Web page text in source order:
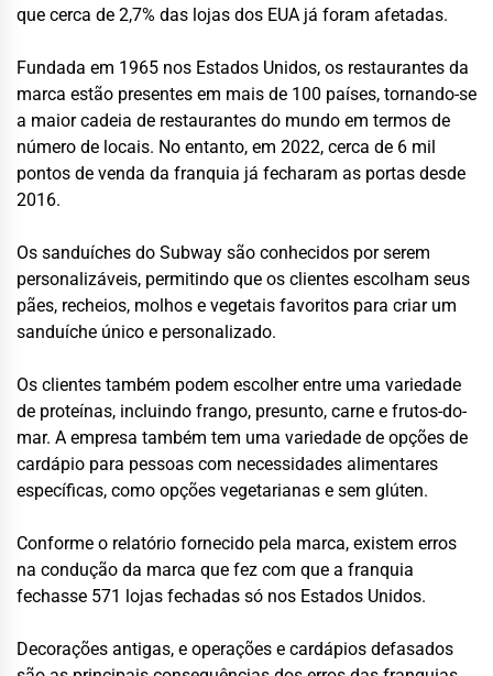
que cerca de 2,7% das lojas dos EUA já foram afetadas.
Fundada em 1965 nos Estados Unidos, os restaurantes da
marca estão presentes em mais de 100 países, tornando-se
a maior cadeia de restaurantes do mundo em termos de
número de locais. No entanto, em 2022, cerca de 6 mil
pontos de venda da franquia já fecharam as portas desde
2016.
Os sanduíches do Subway são conhecidos por serem
personalizáveis, permitindo que os clientes escolham seus
pães, recheios, molhos e vegetais favoritos para criar um
sanduíche único e personalizado.
Os clientes também podem escolher entre uma variedade
de proteínas, incluindo frango, presunto, carne e frutos-do-
mar. A empresa também tem uma variedade de opções de
cardápio para pessoas com necessidades alimentares
específicas, como opções vegetarianas e sem glúten.
Conforme o relatório fornecido pela marca, existem erros
na condução da marca que fez com que a franquia
fechasse 571 lojas fechadas só nos Estados Unidos.
Decorações antigas, e operações e cardápios defasados